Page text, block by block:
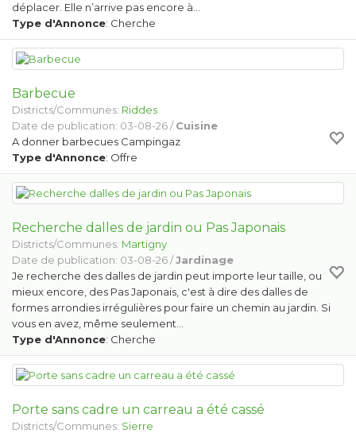
déplacer. Elle n’arrive pas encore à…
Type d'Annonce: Cherche
Barbecue
Districts/Communes: Riddes
Date de publication: 03-08-26 /Cuisine
A donner barbecues Campingaz
Type d'Annonce: Offre
Recherche dalles de jardin ou Pas Japonais
Districts/Communes: Martigny
Date de publication: 03-08-26 /Jardinage
Je recherche des dalles de jardin peut importe leur taille, ou
mieux encore, des Pas Japonais, c'est à dire des dalles de
formes arrondies irrégulières pour faire un chemin au jardin. Si
vous en avez, même seulement…
Type d'Annonce: Cherche
Porte sans cadre un carreau a été cassé
Districts/Communes: Sierre